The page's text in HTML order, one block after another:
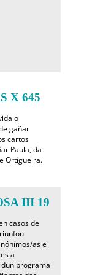
X 645
o
gañar
cartos
Paula, da
Ortigueira.
III 19
casos de
as e
a
programa